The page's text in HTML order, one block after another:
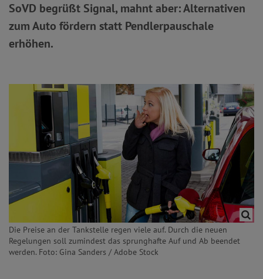
SoVD begrüßt Signal, mahnt aber: Alternativen
zum Auto fördern statt Pendlerpauschale
erhöhen.
Die Preise an der Tankstelle regen viele auf. Durch die neuen
Regelungen soll zumindest das sprunghafte Auf und Ab beendet
werden. Foto: Gina Sanders / Adobe Stock